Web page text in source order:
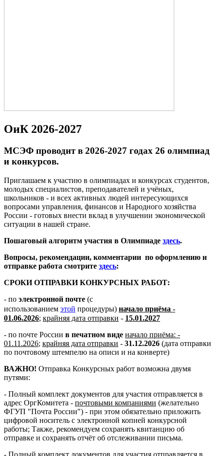
ОиК 2026-2027
МСЭФ проводит в 2026-2027 годах 26 олимпиад
и конкурсов.
Приглашаем к участию в олимпиадах и конкурсах студентов,
молодых специалистов, преподавателей и учёных,
школьников - и всех активных людей интересующихся
вопросами управления, финансов и Народного хозяйства
России - готовых внести вклад в улучшении экономической
ситуации в нашей стране.
Пошаговый алгоритм участия в Олимпиаде здесь.
Вопросы, рекомендации, комментарии по оформлению и
отправке работа смотрите здесь:
СРОКИ ОТПРАВКИ КОНКУРСНЫХ РАБОТ:
- по электронной почте (с
использованием этой процедуры) начало приёма -
01.06.2026; крайняя дата отправки - 15.01.2027
- по почте России в печатном виде начало приёма: -
01.11.2026; крайняя дата отправки - 31.12.2026 (дата отправки
по почтовому штемпелю на описи и на конверте)
ВАЖНО! Отправка Конкурсных работ возможна двумя
путями:
- Полный комплект документов для участия отправляется в
адрес ОргКомитета - почтовыми компаниями (желательно
ФГУП "Почта России") - при этом обязательно приложить
цифровой носитель с электронной копией конкурсной
работы; Также, рекомендуем сохранять квитанцию об
отправке и сохранять отчёт об отслеживании письма.
- Полный комплект документов для участия отправляется в